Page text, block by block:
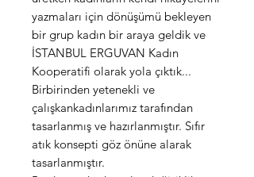
yazmaları için dönüşümü bekleyen
bir grup kadın bir araya geldik ve
İSTANBUL ERGUVAN Kadın
Kooperatifi olarak yola çıktık...
Birbirinden yetenekli ve
çalışkankadınlarımız tarafından
tasarlanmış ve hazırlanmıştır. Sıfır
atık konsepti göz önüne alarak
tasarlanmıştır.